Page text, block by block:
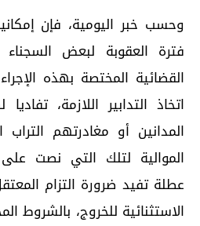
وحسب خبر اليومية، فإن
فترة العقوبة لبعض
القضائية المختصة بهذه
اتخاذ التدابير اللازمة،
المدانين أو مغادرتهم
الموالية لتلك التي نصت
عطلة تفيد ضرورة التزام
الاستثنائية للخروج، بالشروط